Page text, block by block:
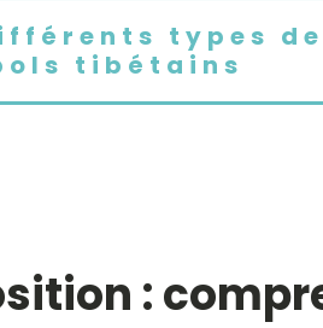
types de
tibétains
: